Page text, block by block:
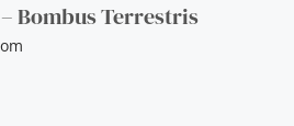
Bombus Terrestris